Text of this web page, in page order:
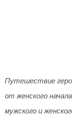
Путешествие
от женского
мужского и